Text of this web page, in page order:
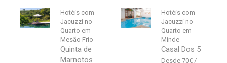
Hotéis com
Jacuzzi no
Quarto em
Mesão Frio
Quinta de
Marnotos
Hotéis com
Jacuzzi no
Quarto em
Minde
Casal Dos 5
70€